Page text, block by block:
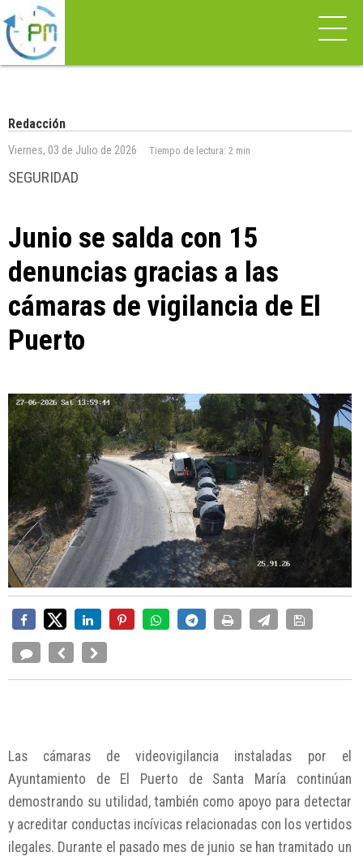
Redacción
Viernes, 03 de Julio de 2026 Tiempo de lectura: 2 min
SEGURIDAD
Junio se salda con 15
denuncias gracias a las
cámaras de vigilancia de El
Puerto
Las cámaras de videovigilancia instaladas por el
Ayuntamiento de El Puerto de Santa María continúan
demostrando su utilidad, también como apoyo para detectar
y acreditar conductas incívicas relacionadas con los vertidos
ilegales. Durante el pasado mes de junio se han tramitado un